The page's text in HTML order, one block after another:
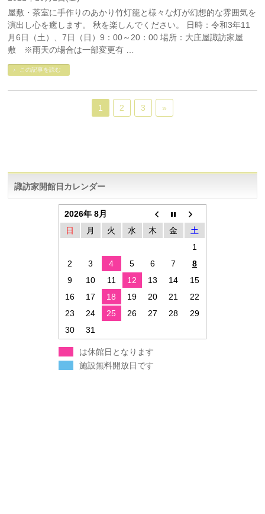
屋敷・茶室に手作りのあかり竹灯籠と様々な灯が幻想的な雰囲気を
演出し心を癒します。 秋を楽しんでください。 日時：令和3年11
月6日（土）、7日（日）9：00～20：00 場所：大庄屋諏訪家屋
敷 ※雨天の場合は一部変更有 …
この記事を読む
1 2 3 »
諏訪家開館日カレンダー
2026年 8月
日
月 火 水 木 金
土
1
2
3 4 5 6 7
8
9
10 11 12 13 14
15
16
17 18 19 20 21
22
23
24 25 26 27 28
29
30
31
は休館日となります
施設無料開放日です